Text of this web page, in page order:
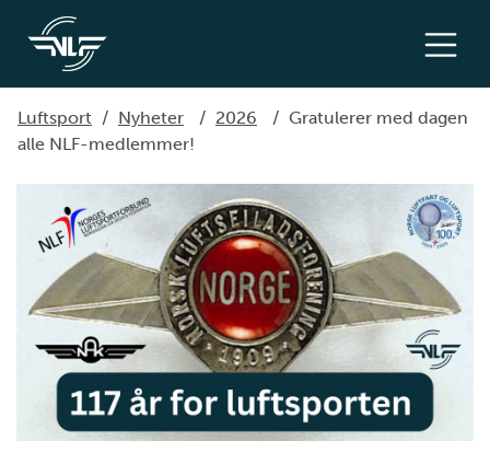
Luftsport / Nyheter / 2026 / Gratulerer med dagen
alle NLF-medlemmer!